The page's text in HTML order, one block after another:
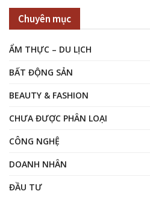
Chuyên mục
ẨM THỰC – DU LỊCH
BẤT ĐỘNG SẢN
BEAUTY & FASHION
CHƯA ĐƯỢC PHÂN LOẠI
CÔNG NGHỆ
DOANH NHÂN
ĐẦU TƯ